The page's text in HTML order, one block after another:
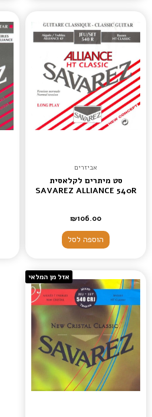
אזל מן המלאי
אביזרים
סט מיתרים לקלאסית
SAVAREZ ALLIANCE 540R
₪106.00
הוספה לסל